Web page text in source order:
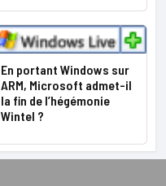
En portant Windows sur
ARM, Microsoft admet-il
la fin de l’hégémonie
Wintel ?